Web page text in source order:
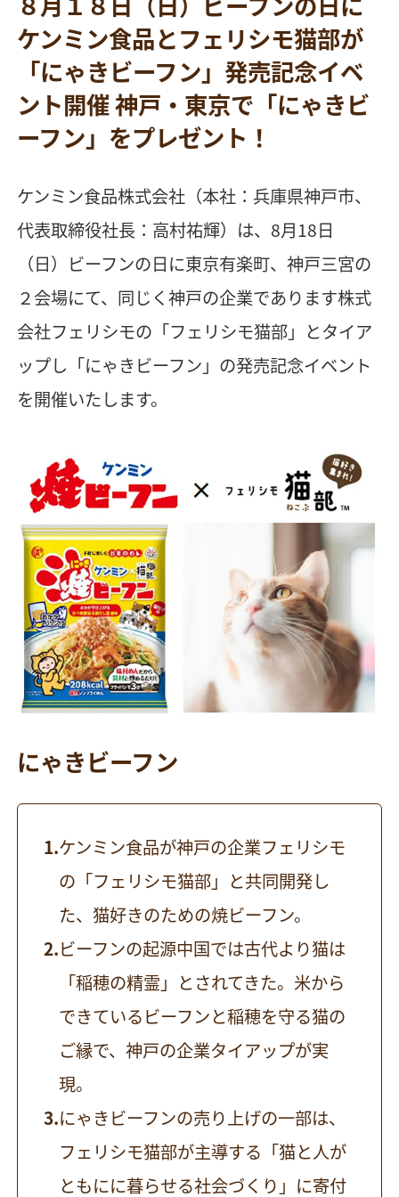
ケンミン食品とフェリシモ猫部が
「にゃきビーフン」発売記念イベ
ント開催 神戸・東京で「にゃきビ
ーフン」をプレゼント！
ケンミン食品株式会社（本社：兵庫県神戸市、
代表取締役社長：高村祐輝）は、8月18日
（日）ビーフンの日に東京有楽町、神戸三宮の
２会場にて、同じく神戸の企業であります株式
会社フェリシモの「フェリシモ猫部」とタイア
ップし「にゃきビーフン」の発売記念イベント
を開催いたします。
にゃきビーフン
ケンミン食品が神戸の企業フェリシモ
の「フェリシモ猫部」と共同開発し
た、猫好きのための焼ビーフン。
ビーフンの起源中国では古代より猫は
「稲穂の精霊」とされてきた。米から
できているビーフンと稲穂を守る猫の
ご縁で、神戸の企業タイアップが実
現。
にゃきビーフンの売り上げの一部は、
フェリシモ猫部が主導する「猫と人が
ともにに暮らせる社会づくり」に寄付